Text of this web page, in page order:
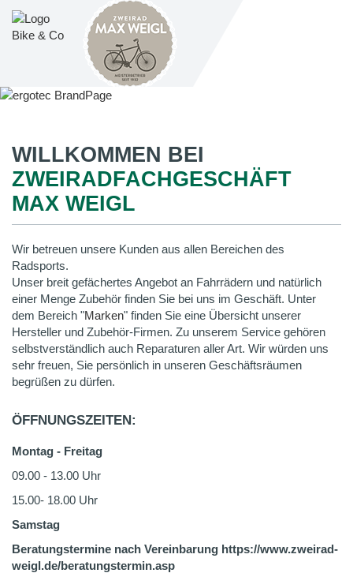
WILLKOMMEN BEI
ZWEIRADFACHGESCHÄFT
MAX WEIGL
Wir betreuen unsere Kunden aus allen Bereichen des
Radsports.
Unser breit gefächertes Angebot an Fahrrädern und natürlich
einer Menge Zubehör finden Sie bei uns im Geschäft. Unter
dem Bereich "Marken" finden Sie eine Übersicht unserer
Hersteller und Zubehör-Firmen. Zu unserem Service gehören
selbstverständlich auch Reparaturen aller Art. Wir würden uns
sehr freuen, Sie persönlich in unseren Geschäftsräumen
begrüßen zu dürfen.
ÖFFNUNGSZEITEN:
Montag - Freitag
09.00 - 13.00 Uhr
15.00- 18.00 Uhr
Samstag
Beratungstermine nach Vereinbarung https://www.zweirad-
weigl.de/beratungstermin.asp